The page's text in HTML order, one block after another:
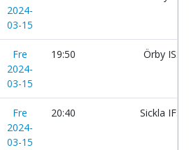
2024-
03-15
Fre
2024-
03-15
19:50 Örby
Fre
2024-
03-15
20:40 Sickla